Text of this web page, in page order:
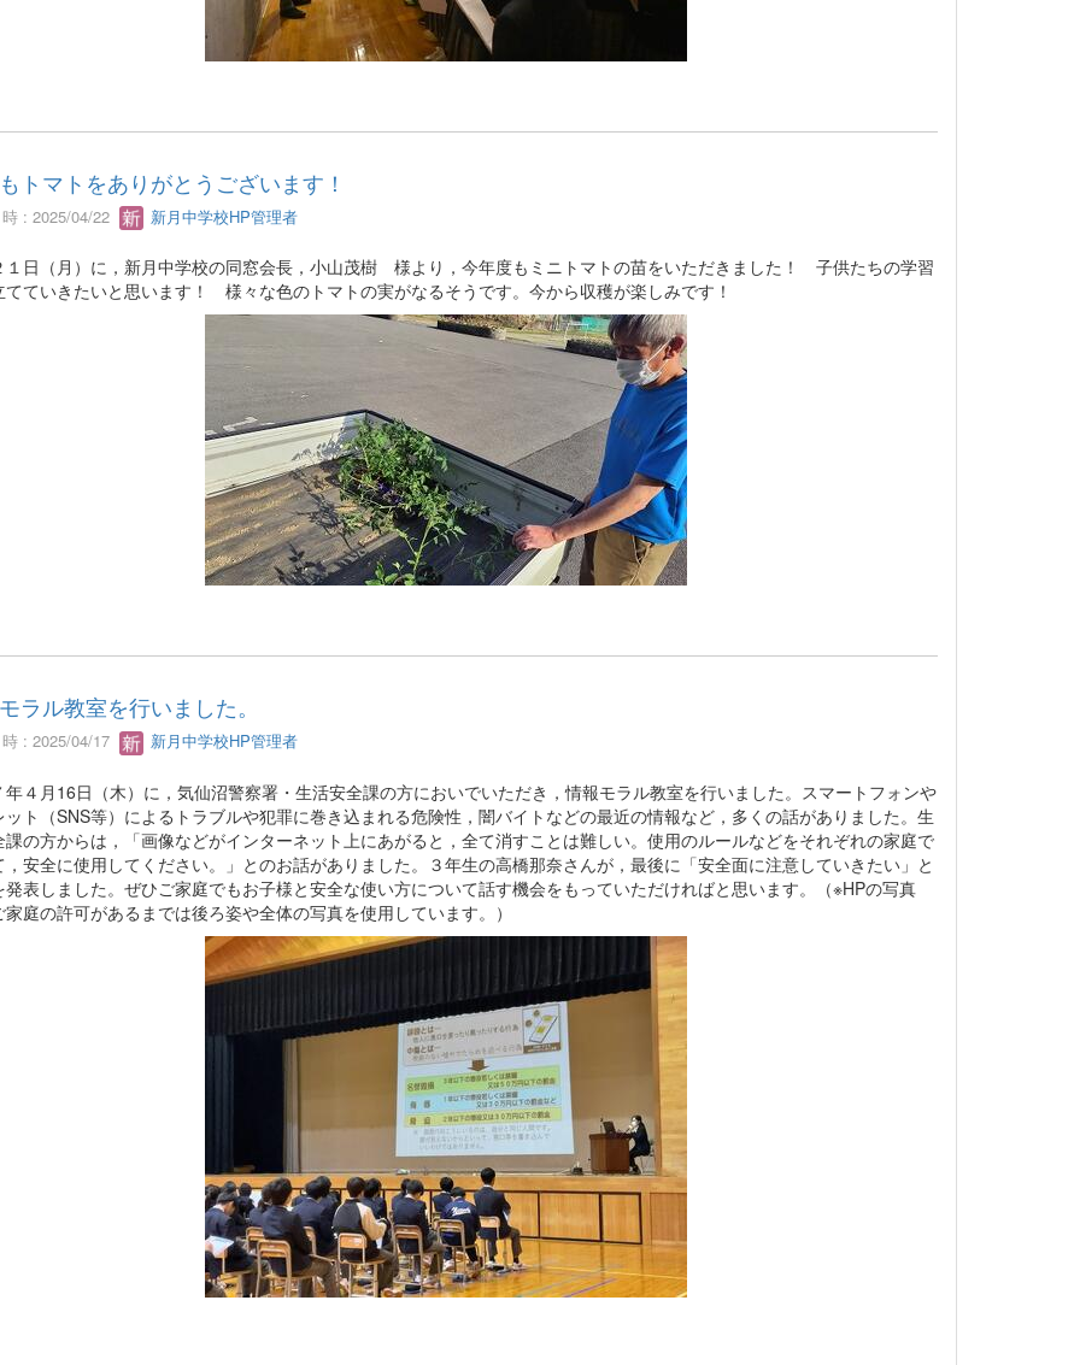
トマトをありがとうございます！
: 2025/04/22 新月中学校HP管理者
１日（月）に，新月中学校の同窓会長，小山茂樹 様より，今年度もミニトマトの苗をいただきました！ 子供たちの学習
てていきたいと思います！ 様々な色のトマトの実がなるそうです。今から収穫が楽しみです！
ラル教室を行いました。
: 2025/04/17 新月中学校HP管理者
年４月16日（木）に，気仙沼警察署・生活安全課の方においでいただき，情報モラル教室を行いました。スマートフォンや
ット（SNS等）によるトラブルや犯罪に巻き込まれる危険性，闇バイトなどの最近の情報など，多くの話がありました。生
課の方からは，「画像などがインターネット上にあがると，全て消すことは難しい。使用のルールなどをそれぞれの家庭で
，安全に使用してください。」とのお話がありました。３年生の高橋那奈さんが，最後に「安全面に注意していきたい」と
発表しました。ぜひご家庭でもお子様と安全な使い方について話す機会をもっていただければと思います。（※HPの写真
庭の許可があるまでは後ろ姿や全体の写真を使用しています。）